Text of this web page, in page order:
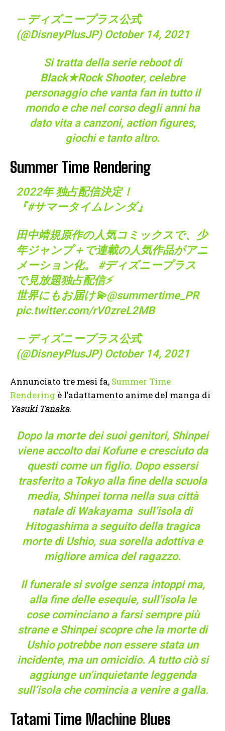
— ディズニープラス公式
(@DisneyPlusJP) October 14, 2021
Si tratta della serie reboot di
Black★Rock Shooter, celebre
personaggio che vanta fan in tutto il
mondo e che nel corso degli anni ha
dato vita a canzoni, action figures,
giochi e tanto altro.
Summer Time Rendering
2022年 独占配信決定！
『#サマータイムレンダ』
田中靖規原作の人気コミックスで、少
年ジャンプ＋で連載の人気作品がアニ
メーション化。 #ディズニープラス
で見放題独占配信⚡
世界にもお届け💫@summertime_PR
pic.twitter.com/rV0zreL2MB
— ディズニープラス公式
(@DisneyPlusJP) October 14, 2021
Annunciato tre mesi fa, Summer Time
Rendering è l’adattamento anime del manga di
Yasuki Tanaka.
Dopo la morte dei suoi genitori, Shinpei
viene accolto dai Kofune e cresciuto da
questi come un figlio. Dopo essersi
trasferito a Tokyo alla fine della scuola
media, Shinpei torna nella sua città
natale di Wakayama sull’isola di
Hitogashima a seguito della tragica
morte di Ushio, sua sorella adottiva e
migliore amica del ragazzo.
Il funerale si svolge senza intoppi ma,
alla fine delle esequie, sull’isola le
cose cominciano a farsi sempre più
strane e Shinpei scopre che la morte di
Ushio potrebbe non essere stata un
incidente, ma un omicidio. A tutto ciò si
aggiunge un’inquietante leggenda
sull’isola che comincia a venire a galla.
Tatami Time Machine Blues